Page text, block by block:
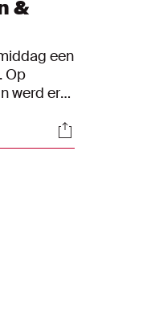
&
een
Op
werd er
Socials